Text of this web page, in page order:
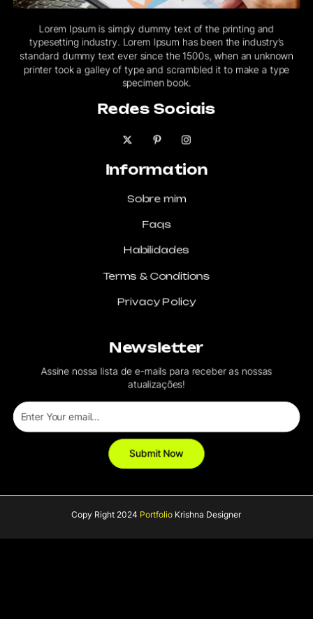
Lorem Ipsum is simply dummy text of the printing and
typesetting industry. Lorem Ipsum has been the industry’s
standard dummy text ever since the 1500s, when an unknown
printer took a galley of type and scrambled it to make a type
specimen book.
Redes Sociais
Information
Sobre mim
Faqs
Habilidades
Terms & Conditions
Privacy Policy
Newsletter
Assine nossa lista de e-mails para receber as nossas
atualizações!
Copy Right 2024 Portfolio Krishna Designer